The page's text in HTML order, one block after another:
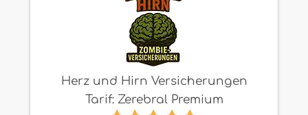
Herz und Hirn Versicherungen
Tarif: Zerebral Premium